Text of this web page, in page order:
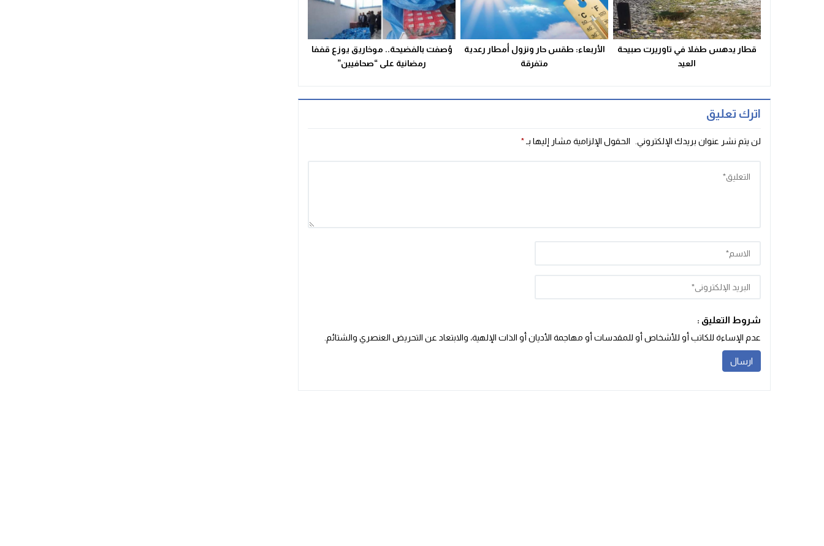
قطار يدهس طفلا في تاوريرت صبيحة
العيد
الأربعاء: طقس حار ونزول أمطار رعدية
متفرقة
وُصفت بالفضيحة.. موخاريق يوزع قففا
رمضانية على “صحافيين”
اترك تعليق
لن يتم نشر عنوان بريدك الإلكتروني. الحقول الإلزامية مشار إليها بـ*
شروط التعليق :
عدم الإساءة للكاتب أو للأشخاص أو للمقدسات أو مهاجمة الأديان أو الذات الإلهية، والابتعاد عن التحريض العنصري والشتائم‬.